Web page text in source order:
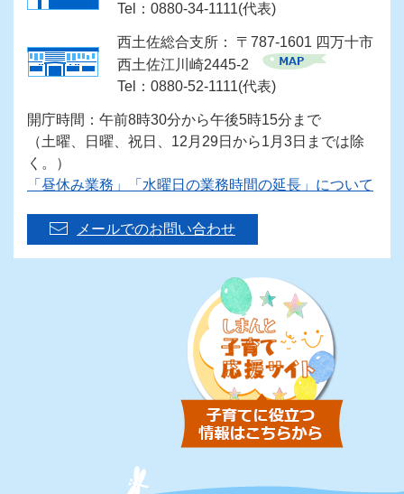
Tel：0880-34-1111(代表)
西土佐総合支所： 〒787-1601 四万十市
西土佐江川崎2445-2
Tel：0880-52-1111(代表)
開庁時間：午前8時30分から午後5時15分まで
（土曜、日曜、祝日、12月29日から1月3日までは除
く。）
「昼休み業務」「水曜日の業務時間の延長」について
メールでのお問い合わせ